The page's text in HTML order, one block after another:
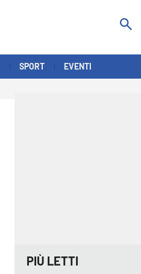
SPORT EVENTI
PIÙ LETTI